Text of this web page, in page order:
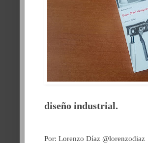
diseño industrial.
Por: Lorenzo Díaz @lorenzodiaz